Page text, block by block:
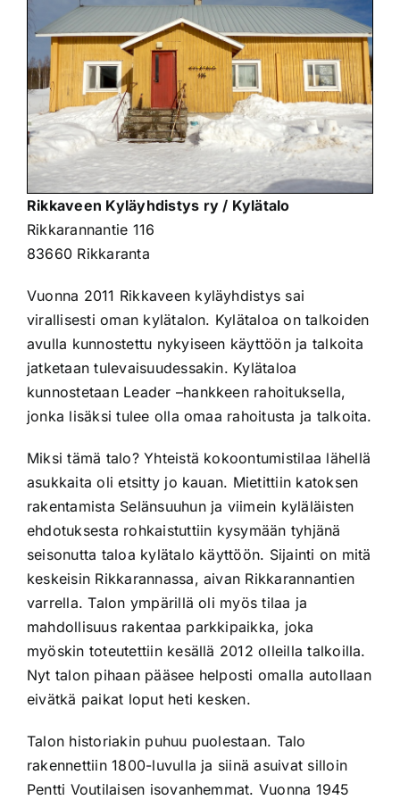
Rikkaveen Kyläyhdistys ry / Kylätalo
Rikkarannantie 116
83660 Rikkaranta
Vuonna 2011 Rikkaveen kyläyhdistys sai
virallisesti oman kylätalon. Kylätaloa on talkoiden
avulla kunnostettu nykyiseen käyttöön ja talkoita
jatketaan tulevaisuudessakin. Kylätaloa
kunnostetaan Leader –hankkeen rahoituksella,
jonka lisäksi tulee olla omaa rahoitusta ja talkoita.
Miksi tämä talo? Yhteistä kokoontumistilaa lähellä
asukkaita oli etsitty jo kauan. Mietittiin katoksen
rakentamista Selänsuuhun ja viimein kyläläisten
ehdotuksesta rohkaistuttiin kysymään tyhjänä
seisonutta taloa kylätalo käyttöön. Sijainti on mitä
keskeisin Rikkarannassa, aivan Rikkarannantien
varrella. Talon ympärillä oli myös tilaa ja
mahdollisuus rakentaa parkkipaikka, joka
myöskin toteutettiin kesällä 2012 olleilla talkoilla.
Nyt talon pihaan pääsee helposti omalla autollaan
eivätkä paikat loput heti kesken.
Talon historiakin puhuu puolestaan. Talo
rakennettiin 1800-luvulla ja siinä asuivat silloin
Pentti Voutilaisen isovanhemmat. Vuonna 1945